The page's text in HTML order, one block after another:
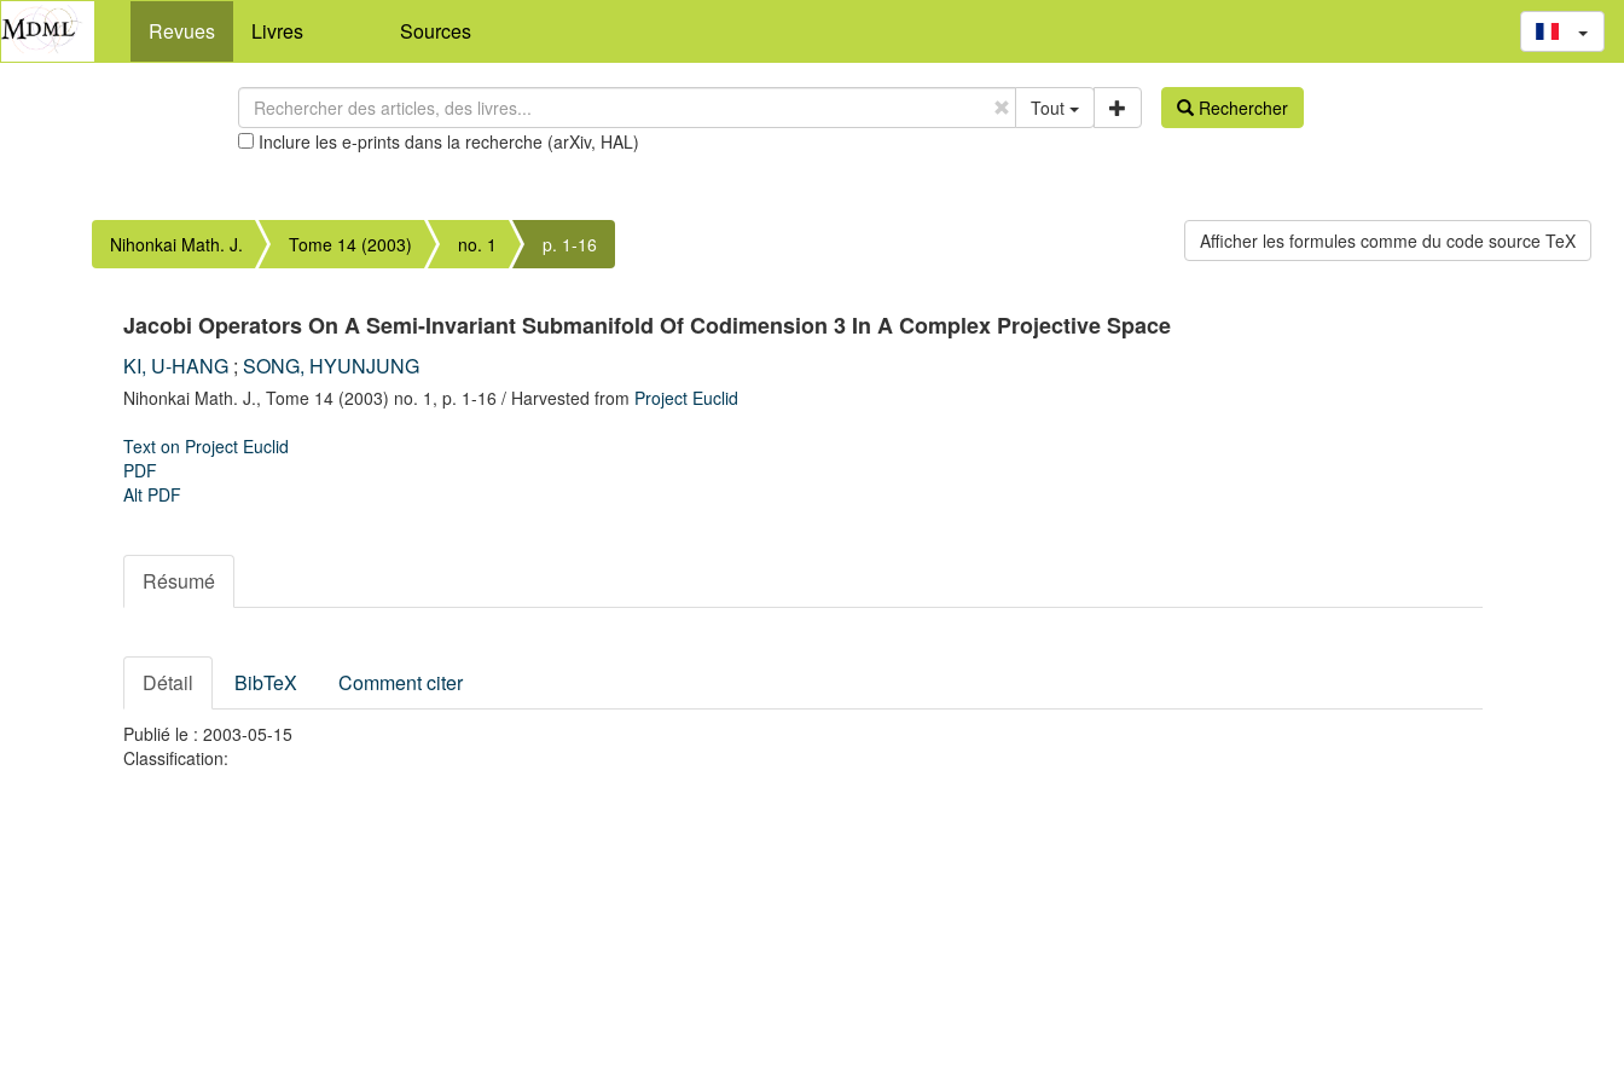
Revues Livres Sources
Tout
Inclure les e-prints dans la recherche (arXiv, HAL)
Rechercher
Nihonkai Math. J. Tome 14 (2003) no. 1 p. 1-16
Jacobi Operators On A Semi-Invariant Submanifold Of Codimension 3 In A Complex Projective Space
KI, U-HANG ; SONG, HYUNJUNG
Nihonkai Math. J., Tome 14 (2003) no. 1, p. 1-16 / Harvested from Project Euclid
Text on Project Euclid
PDF
Alt PDF
Résumé
Détail BibTeX Comment citer
Publié le : 2003-05-15
Classification: